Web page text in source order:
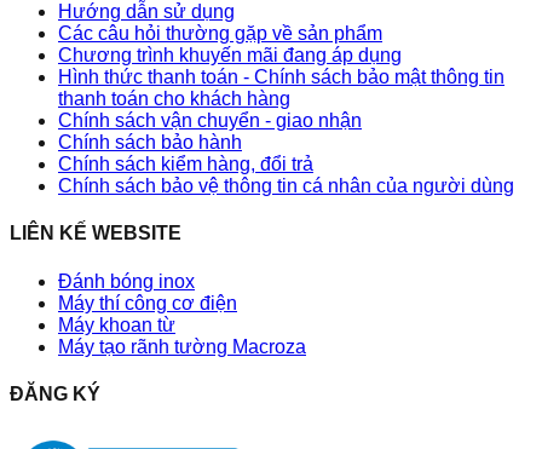
Hướng dẫn sử dụng
Các câu hỏi thường gặp về sản phẩm
Chương trình khuyến mãi đang áp dụng
Hình thức thanh toán - Chính sách bảo mật thông tin
thanh toán cho khách hàng
Chính sách vận chuyển - giao nhận
Chính sách bảo hành
Chính sách kiểm hàng, đổi trả
Chính sách bảo vệ thông tin cá nhân của người dùng
LIÊN KẾ WEBSITE
Đánh bóng inox
Máy thí công cơ điện
Máy khoan từ
Máy tạo rãnh tường Macroza
ĐĂNG KÝ